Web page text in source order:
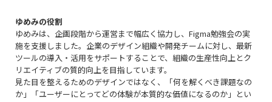
ゆめみの役割
ゆめみは、企画段階から運営まで幅広く協力し、Figma勉強会の実
施を支援しました。企業のデザイン組織や開発チームに対し、最新
ツールの導入・活用をサポートすることで、組織の生産性向上とク
リエイティブの質的向上を目指しています。
見た目を整えるためのデザインではなく、「何を解くべき課題なの
か」「ユーザーにとってどの体験が本質的な価値になるのか」とい